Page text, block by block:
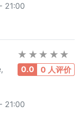
21:00
0.0 0 人评价
21:00